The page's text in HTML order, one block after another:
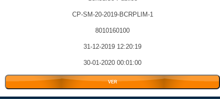
CP-SM-20-2019-BCRPLIM-1
8010160100
31-12-2019 12:20:19
30-01-2020 00:01:00
VER